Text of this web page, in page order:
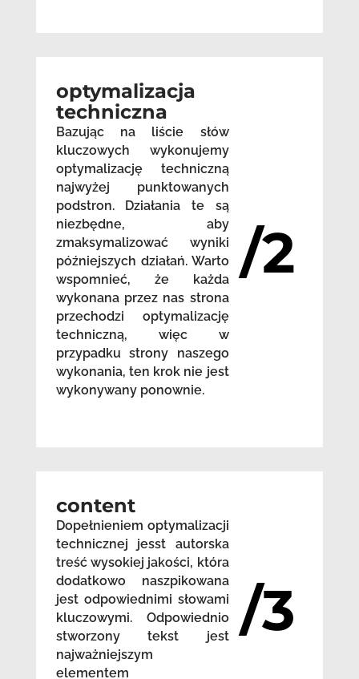
optymalizacja
techniczna
Bazując na liście słów
kluczowych wykonujemy
optymalizację techniczną
najwyżej punktowanych
podstron. Działania te są
niezbędne, aby
zmaksymalizować wyniki
późniejszych działań. Warto
wspomnieć, że każda
wykonana przez nas strona
przechodzi optymalizację
techniczną, więc w
przypadku strony naszego
wykonania, ten krok nie jest
wykonywany ponownie.
/2
content
Dopełnieniem optymalizacji
technicznej jesst autorska
treść wysokiej jakości, która
dodatkowo naszpikowana
jest odpowiednimi słowami
kluczowymi. Odpowiednio
stworzony tekst jest
najważniejszym
elementem
/3